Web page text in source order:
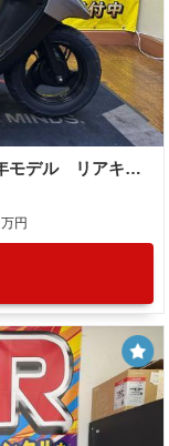
ヤマハ ＪＯＧ ＳＡ５５ｊ型 ２０１５年モデル リアキャリア センタースタンド スペアキー
万円